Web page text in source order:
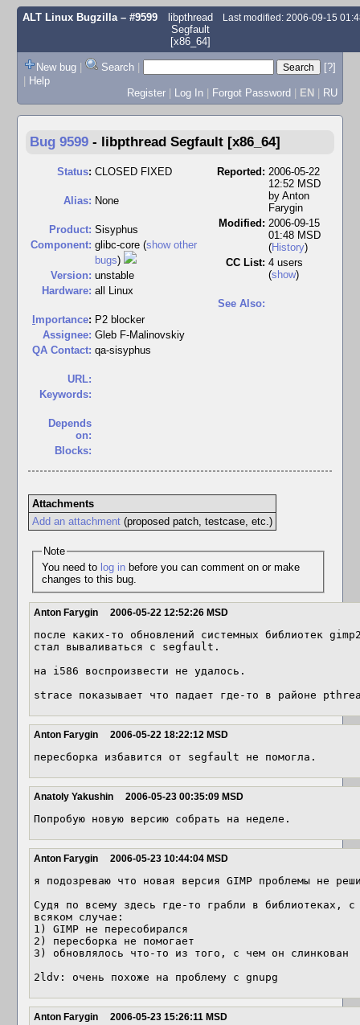
ALT Linux Bugzilla– #9599
libpthread
Segfault
[x86_64]
Last modified: 2006-09-15
New bug | Search |
[?]
| Help
Register | Log In | Forgot Password | EN | RU
Bug 9599 - libpthread Segfault [x86_64]
Status: CLOSED FIXED
Alias: None
Product: Sisyphus
Component: glibc-core (show other
bugs)
Version: unstable
Hardware: all Linux
mportance: P2 blocker
Assignee: Gleb F-Malinovskiy
QA Contact: qa-sisyphus
URL:
Keywords:
Depends
on:
Blocks:
Reported: 2006-05-22
12:52 MSD
by Anton
Farygin
Modified: 2006-09-15
01:48 MSD
(History)
CC List: 4 users
(show)
See Also:
Attachments
Add an attachment(proposed patch, testcase, etc.)
Note
You need to log inbefore you can comment on or make
changes to this bug.
Anton Farygin 2006-05-22 12:52:26 MSD
после каких-то обновлений системных библиотек
стал вываливаться с segfault.
на i586 воспроизвести не удалось.
strace показывает что падает где-то в районе
Anton Farygin 2006-05-22 18:22:12 MSD
Anatoly Yakushin 2006-05-23 00:35:09 MSD
Попробую новую версию собрать на неделе.
Anton Farygin 2006-05-23 10:44:04 MSD
я подозреваю что новая версия GIMP проблемы не
Судя по всему здесь где-то грабли в библиотеках,
всяком случае:
1) GIMP не пересобирался
2) пересборка не помогает
3) обновлялось что-то из того, с чем он слинкован
2ldv: очень похоже на проблему с gnupg
Anton Farygin 2006-05-23 15:26:11 MSD